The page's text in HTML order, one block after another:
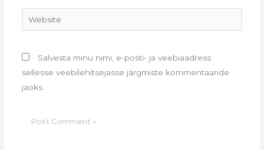
Website
Salvesta minu nimi, e-posti- ja veebiaadress
sellesse veebilehitsejasse järgmiste kommentaaride
jaoks.